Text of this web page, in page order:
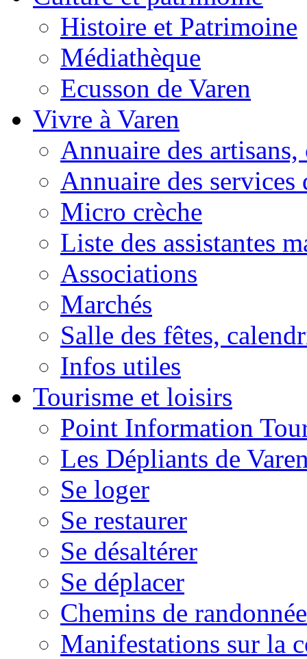
Histoire et Patrimoine
Médiathèque
Ecusson de Varen
Vivre à Varen
Annuaire des
Annuaire des services
Micro crèche
Liste des assistantes
Associations
Marchés
Salle des fêtes,
Infos utiles
Tourisme et loisirs
Point Information
Les Dépliants de
Se loger
Se restaurer
Se désaltérer
Se déplacer
Chemins de randonnée
Manifestations sur la